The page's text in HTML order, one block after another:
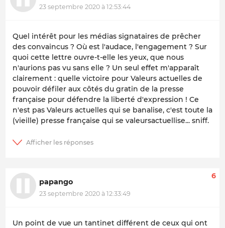
23 septembre 2020 à 12:53:44
Quel intérêt pour les médias signataires de prêcher
des convaincus ? Où est l'audace, l'engagement ? Sur
quoi cette lettre ouvre-t-elle les yeux, que nous
n'aurions pas vu sans elle ? Un seul effet m'apparaît
clairement : quelle victoire pour Valeurs actuelles de
pouvoir défiler aux côtés du gratin de la presse
française pour défendre la liberté d'expression ! Ce
n'est pas Valeurs actuelles qui se banalise, c'est toute la
(vieille) presse française qui se valeursactuellise... sniff.
papango
23 septembre 2020 à 12:33:49
6
Un point de vue un tantinet différent de ceux qui ont